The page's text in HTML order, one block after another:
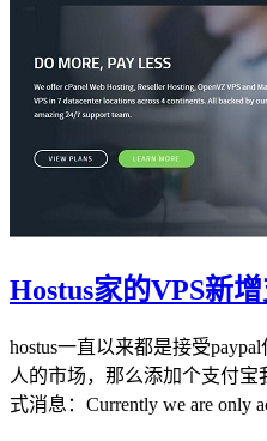
Hostus家的VPS新
hostus一直以来都是接受
人的市场，那么添加个支付
式消息：Currently we are only